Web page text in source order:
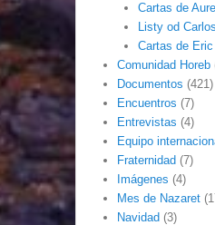
Cartas de
Listy od
Cartas de Eric
Comunidad Horeb
Documentos (421)
Encuentros (7)
Entrevistas (4)
Equipo
Fraternidad (7)
Imágenes (4)
Mes de Nazaret
Navidad (3)